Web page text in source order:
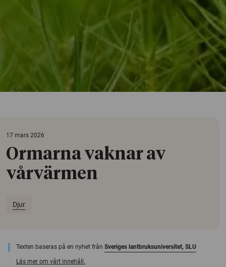
17 mars 2026
Ormarna vaknar av
vårvärmen
Djur
Texten baseras på en nyhet från Sveriges lantbruksuniversitet, SLU
Läs mer om vårt innehåll.